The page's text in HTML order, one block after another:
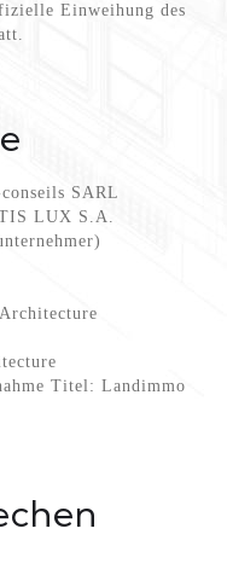
Einweihung des
SARL
LUX S.A.
Titel: Landimmo